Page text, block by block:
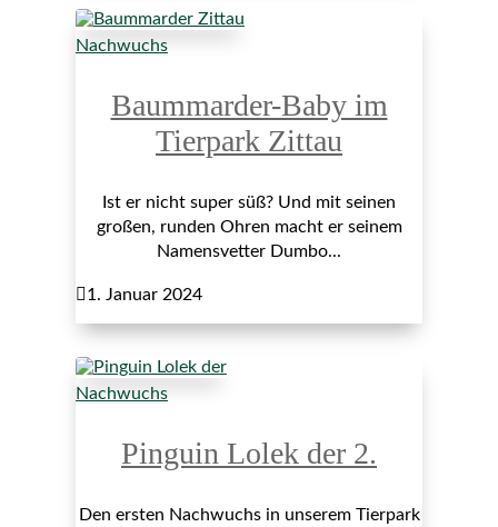
Nachwuchs
Baummarder-Baby im
Tierpark Zittau
Ist er nicht super süß? Und mit seinen
großen, runden Ohren macht er seinem
Namensvetter Dumbo...
1. Januar 2024
Nachwuchs
Pinguin Lolek der 2.
Den ersten Nachwuchs in unserem Tierpark